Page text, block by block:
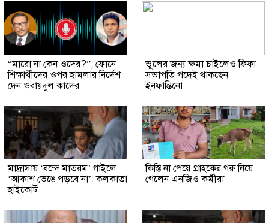
“মারো না কেন ওদের?”, ফোনে
শিক্ষার্থীদের ওপর হামলার নির্দেশ
দেন ওবায়দুল কাদের
ভুলের জন্য ক্ষমা চাইলেও ফিফা
সভাপতি পদেই থাকছেন
ইনফান্তিনো
মাদ্রাসায় ‘বন্দে মাতরম’ গাইলে
‘আকাশ ভেঙে পড়বে না’: কলকাতা
হাইকোর্ট
কিস্তি না পেয়ে গ্রাহকের গরু নিয়ে
গেলেন এনজিও কর্মীরা